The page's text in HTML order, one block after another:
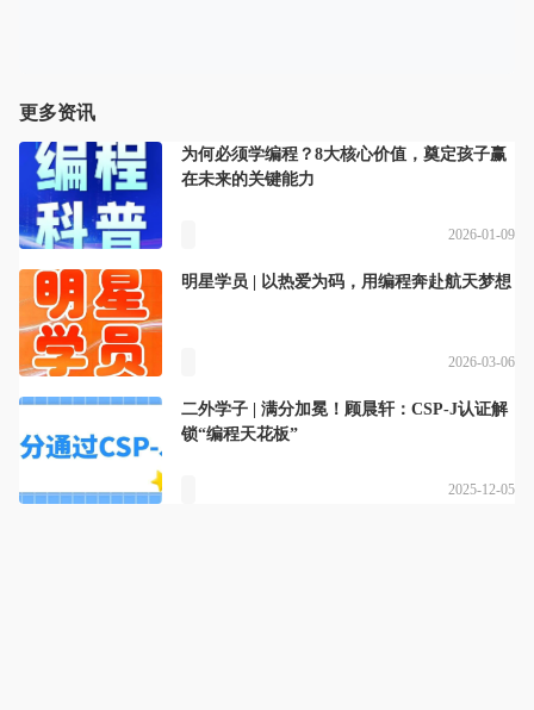
更多资讯
为何必须学编程？8大核心价值，奠定孩子赢
在未来的关键能力
2026-01-09
明星学员 | 以热爱为码，用编程奔赴航天梦想
2026-03-06
二外学子 | 满分加冕！顾晨轩：CSP-J认证解
锁“编程天花板”
2025-12-05